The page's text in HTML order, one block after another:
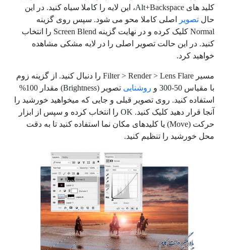
کلید های Alt+Backspace، این لایه را کاملا سیاه کنید. در این
حال تصویر
اصلی کاملا محو می شود. سپس روی گزینه
Normal کلیک کرده و در نهایت گزینه Screen Blend را انتخاب
کنید. در این حالت تصویر اصلی را در لایه مشکی مشاهده
خواهید کرد.
مسیر Filter > Render > Lens Flare را دنبال کنید. از گزینه زوم
با مقیاس 50-300 و
روشنایی
تصویر (Brightness) مقدار 100%
استفاده کنید. روی تصویر قبلی و جایی که میخواهید خورشید را
آنجا قرار دهید کلیک کنید. OK را انتخاب کرده و سپس از ابزار
حرکت (Move) یا کلیدهای مکان نما استفاده کنید تا به دقت
محل خورشید را تنظیم کنید.